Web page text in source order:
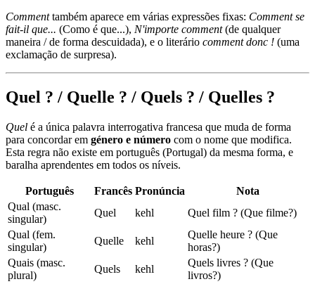
Commenttambém aparece em várias expressões fixas: Comment se
fait-il que... (Como é que...), N'importe comment(de qualquer
maneira / de forma descuidada), e o literário comment donc ! (uma
exclamação de surpresa).
Quel ? / Quelle ? / Quels ? / Quelles ?
Quel é a única palavra interrogativa francesa que muda de forma
para concordar em género e número com o nome que modifica.
Esta regra não existe em português (Portugal) da mesma forma, e
baralha aprendentes em todos os níveis.
Português Francês Pronúncia
Nota
Qual (masc.
singular)
Quel kehl
Quel film ? (Que filme?)
Qual (fem.
singular)
Quelle kehl
Quelle heure ? (Que
horas?)
Quais (masc.
plural)
Quels kehl
Quels livres ? (Que
livros?)